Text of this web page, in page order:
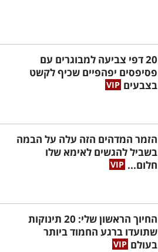
20 דפי צביעה למבוגרים עם
פסיפסים יפהפיים שכיף לקשט
בצבעים
הזמר המדהים הזה עלה על הבמה
בשביל להגשים לאימא שלו
חלום...
החיוך הראשון שלי: 20 תינוקות
שתועדו ברגע החמוד ביותר
בעולם